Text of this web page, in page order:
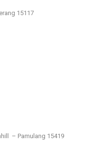
15117
– Pamulang 15419